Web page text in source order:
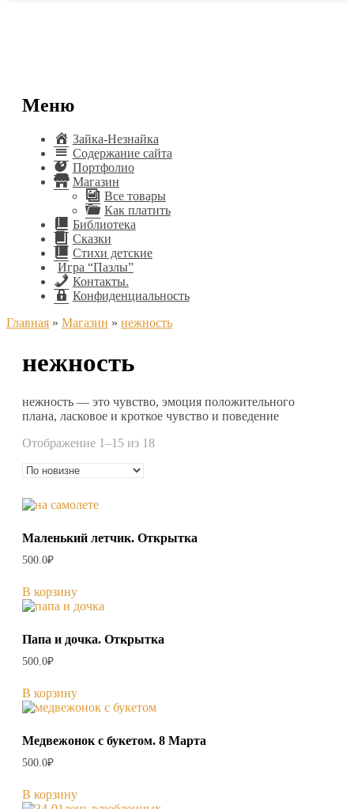
Меню
Зайка-Незнайка
Содержание сайта
Портфолио
Магазин
Все товары
Как платить
Библиотека
Сказки
Стихи детские
Игра “Пазлы”
Контакты.
Конфиденциальность
Главная » Магазин » нежность
нежность
нежность — это чувство, эмоция положительного
плана, ласковое и кроткое чувство и поведение
Отображение 1–15 из 18
Маленький летчик. Открытка
500.0₽
В корзину
Папа и дочка. Открытка
500.0₽
В корзину
Медвежонок с букетом. 8 Марта
500.0₽
В корзину